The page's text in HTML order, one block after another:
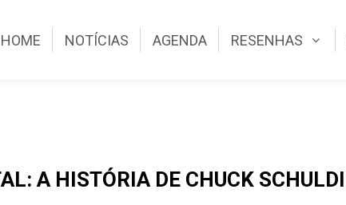
HOME NOTÍCIAS AGENDA RESENHAS
A HISTÓRIA DE CHUCK